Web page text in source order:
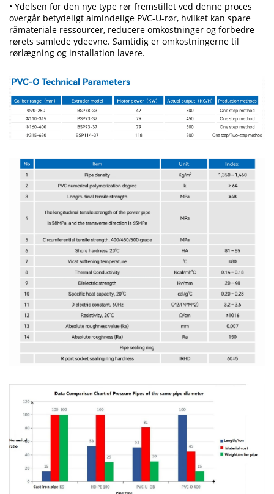
• Ydelsen for den nye type rør fremstillet ved denne proces
overgår betydeligt almindelige PVC-U-rør, hvilket kan spare
råmateriale ressourcer, reducere omkostninger og forbedre
rørets samlede ydeevne. Samtidig er omkostningerne til
rørlægning og installation lavere.